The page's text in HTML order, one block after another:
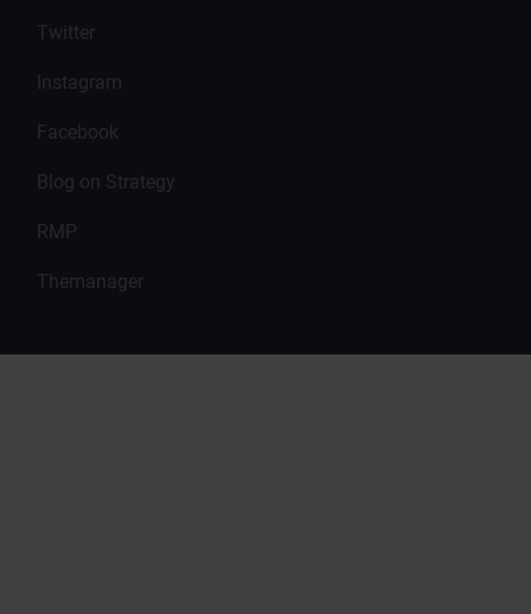
Twitter
Instagram
Facebook
Blog on Strategy
RMP
Themanager